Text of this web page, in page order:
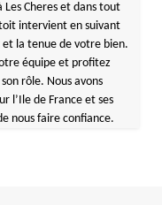
Cheres et dans tout
intervient en suivant
et la tenue de votre bien.
équipe et profitez
rôle. Nous avons
l’Ile de France et ses
nous faire confiance.